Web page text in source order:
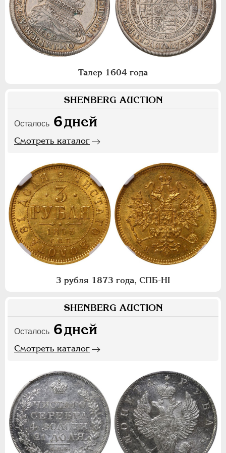
Талер 1604 года
SHENBERG AUCTION
Осталось 6дней
Смотреть каталог
3 рубля 1873 года, СПБ-НI
SHENBERG AUCTION
Осталось 6дней
Смотреть каталог